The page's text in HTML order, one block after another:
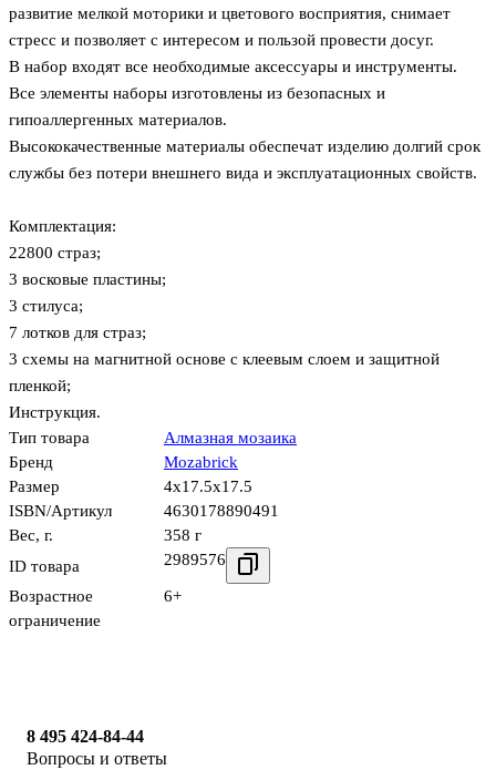
развитие мелкой моторики и цветового восприятия, снимает
стресс и позволяет с интересом и пользой провести досуг.
В набор входят все необходимые аксессуары и инструменты.
Все элементы наборы изготовлены из безопасных и
гипоаллергенных материалов.
Высококачественные материалы обеспечат изделию долгий срок
службы без потери внешнего вида и эксплуатационных свойств.
Комплектация:
22800 страз;
3 восковые пластины;
3 стилуса;
7 лотков для страз;
3 схемы на магнитной основе с клеевым слоем и защитной
пленкой;
Инструкция.
Тип товара
Алмазная мозаика
Бренд
Mozabrick
Размер
4x17.5x17.5
ISBN/Артикул
4630178890491
Вес, г.
358 г
ID товара
2989576
Возрастное
ограничение
6+
8 495 424-84-44
Вопросы и ответы